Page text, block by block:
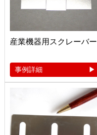
産業機器用スクレーバー
事例詳細